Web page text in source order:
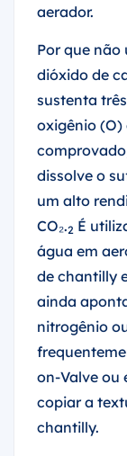
aerador.
Por que não
dióxido de
sustenta
oxigênio
dissolve o
um alto
CO₂.2 É
água em
de chantilly
ainda
nitrogênio
on-Valve ou
copiar a
chantilly.